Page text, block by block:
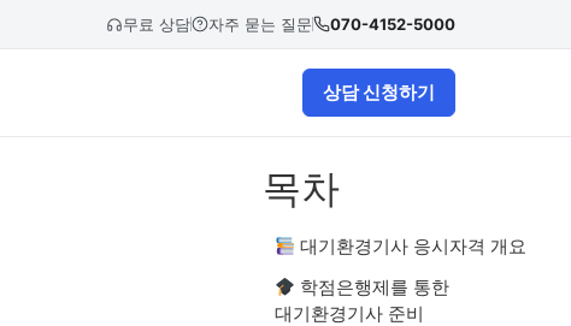
무료 상담 자주 묻는 질문 070-4152-5000
상담 신청하기
목차
대기환경기사 응시자격 개요
학점은행제를 통한
대기환경기사 준비